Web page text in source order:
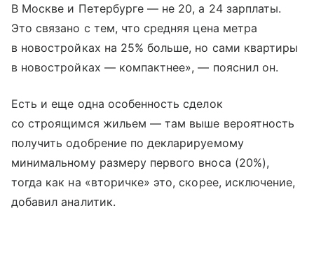
В Москве и Петербурге — не 20, а 24 зарплаты.
Это связано с тем, что средняя цена метра
в новостройках на 25% больше, но сами квартиры
в новостройках — компактнее», — пояснил он.
Есть и еще одна особенность сделок
со строящимся жильем — там выше вероятность
получить одобрение по декларируемому
минимальному размеру первого вноса (20%),
тогда как на «вторичке» это, скорее, исключение,
добавил аналитик.